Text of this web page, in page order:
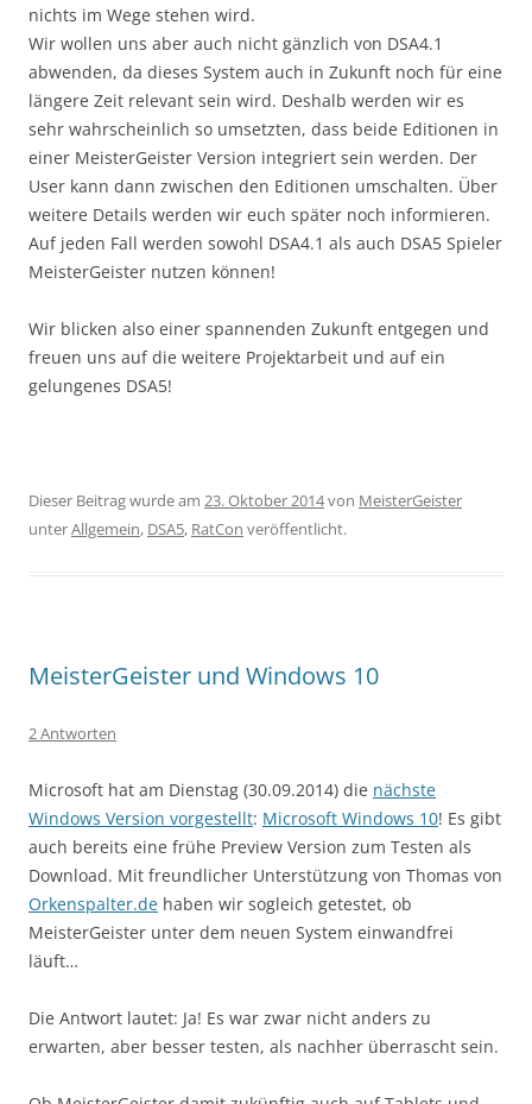
nichts im Wege stehen wird.
Wir wollen uns aber auch nicht gänzlich von DSA4.1
abwenden, da dieses System auch in Zukunft noch für eine
längere Zeit relevant sein wird. Deshalb werden wir es
sehr wahrscheinlich so umsetzten, dass beide Editionen in
einer MeisterGeister Version integriert sein werden. Der
User kann dann zwischen den Editionen umschalten. Über
weitere Details werden wir euch später noch informieren.
Auf jeden Fall werden sowohl DSA4.1 als auch DSA5 Spieler
MeisterGeister nutzen können!
Wir blicken also einer spannenden Zukunft entgegen und
freuen uns auf die weitere Projektarbeit und auf ein
gelungenes DSA5!
Dieser Beitrag wurde am 23. Oktober 2014von MeisterGeister
unterAllgemein, DSA5, RatCon veröffentlicht.
MeisterGeister und Windows 10
2 Antworten
Microsoft hat am Dienstag (30.09.2014) die nächste
Windows Version vorgestellt: Microsoft Windows 10! Es gibt
auch bereits eine frühe Preview Version zum Testen als
Download. Mit freundlicher Unterstützung von Thomas von
Orkenspalter.de haben wir sogleich getestet, ob
MeisterGeister unter dem neuen System einwandfrei
läuft…
Die Antwort lautet: Ja! Es war zwar nicht anders zu
erwarten, aber besser testen, als nachher überrascht sein.